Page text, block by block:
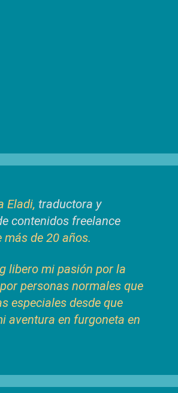
Eladi, traductora y
contenidos freelance
más de 20 años.
libero mi pasión por la
personas normales que
especiales desde que
aventura en furgoneta en